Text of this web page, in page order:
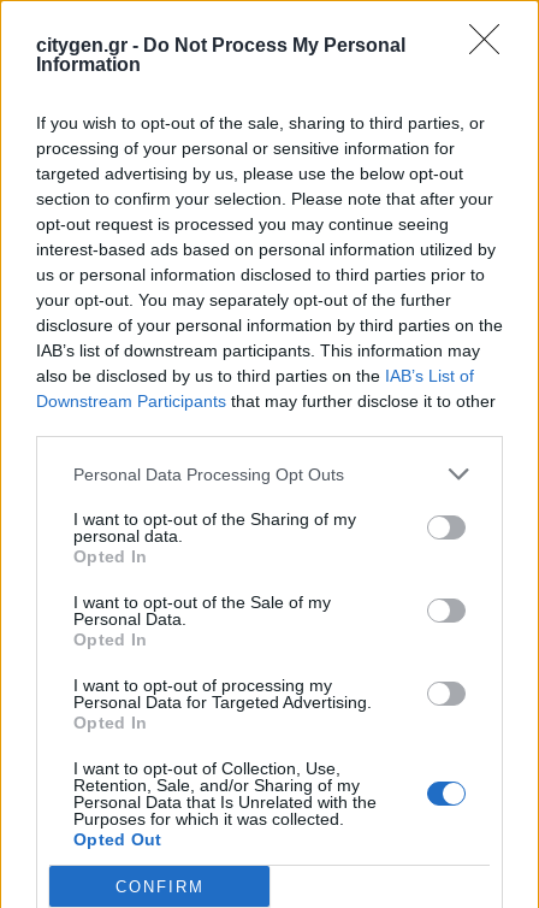
citygen.gr - Do Not Process My Personal
Information
If you wish to opt-out of the sale, sharing to third parties, or
processing of your personal or sensitive information for
targeted advertising by us, please use the below opt-out
section to confirm your selection. Please note that after your
opt-out request is processed you may continue seeing
interest-based ads based on personal information utilized by
us or personal information disclosed to third parties prior to
your opt-out. You may separately opt-out of the further
disclosure of your personal information by third parties on the
IAB’s list of downstream participants. This information may
also be disclosed by us to third parties on the IAB’s List of
Downstream Participants that may further disclose it to other
Personal Data Processing Opt Outs
I want to opt-out of the Sharing of my
personal data.
Opted In
I want to opt-out of the Sale of my
Personal Data.
Opted In
I want to opt-out of processing my
Personal Data for Targeted Advertising.
Opted In
I want to opt-out of Collection, Use,
Retention, Sale, and/or Sharing of my
Personal Data that Is Unrelated with the
Purposes for which it was collected.
Opted Out
CONFIRM
Η εκδήλωση θα διεξαχθεί
των παρεχόμενων πληροφοριών. Ηεγγραφή είναι
απαραίτητη , και ο σύνδεσμος τηλεδιάσκεψης θα
αποσταλεί στους εγγεγραμμένους συμμετέχοντες. Αξίζει
να σημειωθεί ότι η ενημέρωση θαβιντεοσκοπηθείκαι θα
αναρτηθεί στην πλατφόρμα του προγράμματος, ώστε να
είναι διαθέσιμη σε όσους δεν μπορέσουν να την
παρακολουθήσουν ζωντανά.
Για τυχόν απορίες ή προβλήματα με τον σύνδεσμο, οι
ενδιαφερόμενοι καλούνται να επικοινωνήσουν μέσω της
πλατφόρμας του προγράμματος.
Αυτή η πρωτοβουλία αποτελεί μια χρυσή ευκαιρία για τις
ελληνικές ενεργειακές κοινότητες να ενισχύσουν την
παρουσία τους στον χάρτη τηςπράσινης ενέργειας,
ενεργειακή μετάβαση
επίτευξη των κλιματικών στόχων. Η συμμετοχή τους
είναι ζωτικής σημασίας για ένα πιο
βιώσιμο και
ενεργειακά ανεξάρτητο μέλλον
Electra Energy European Energy Communities Facility
featured
Rescoop.eu
Λασκούδης Αθανάσιος
Σχετικά Άρθρα
Δήμος Αθηναίων: 43 σχολικές αυλές γίνονται πιο
πράσινες και πιο δροσερές